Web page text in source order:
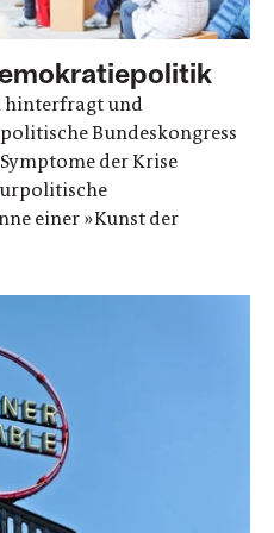
hinterfragt und
Bundeskongress
der Krise
einer »Kunst der